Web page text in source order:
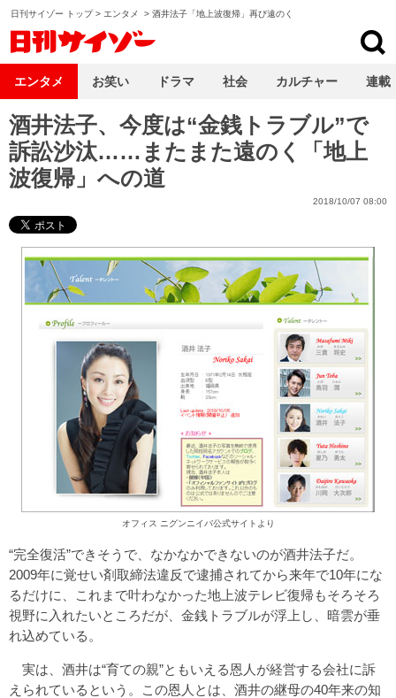
日刊サイゾー トップ> エンタメ > 酒井法子「地上波復帰」再び遠のく
酒井法子、今度は“金銭トラブル”で
訴訟沙汰……またまた遠のく「地上
波復帰」への道
2018/10/07 08:00
オフィス ニグンニイバ公式サイトより
“完全復活”できそうで、なかなかできないのが酒井法子だ。
2009年に覚せい剤取締法違反で逮捕されてから来年で10年にな
るだけに、これまで叶わなかった地上波テレビ復帰もそろそろ
視野に入れたいところだが、金銭トラブルが浮上し、暗雲が垂
れ込めている。
実は、酒井は“育ての親”ともいえる恩人が経営する会社に訴
えられているという。この恩人とは、酒井の継母の40年来の知
エンタメ お笑い ドラマ 社会 カルチャー 連載